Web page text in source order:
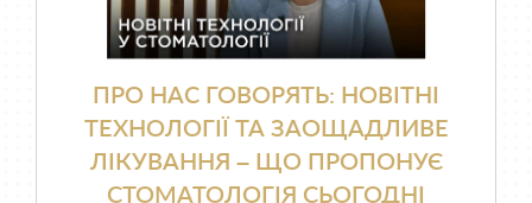
ПРО НАС ГОВОРЯТЬ: НОВІТНІ
ТЕХНОЛОГІЇ ТА ЗАОЩАДЛИВЕ
ЛІКУВАННЯ – ЩО ПРОПОНУЄ
СТОМАТОЛОГІЯ СЬОГОДНІ